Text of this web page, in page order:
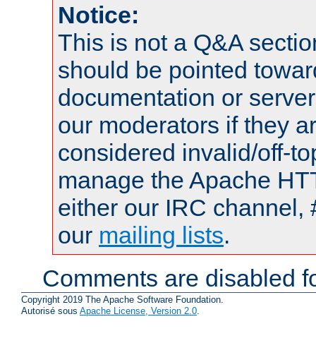
Notice:
This is not a Q&A
should be pointed
documentation or
our moderators if they
considered invalid/off-
manage the Apache
either our IRC channel,
our mailing lists.
Comments are disabled
Copyright 2019 The Apache Software Foundation.
Autorisé sous Apache License, Version 2.0.